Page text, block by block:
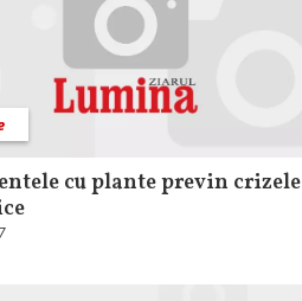
cu plante previn crizele